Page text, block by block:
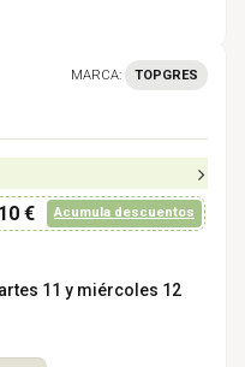
MARCA: TOPGRES
€ Acumula descuentos
11 y miércoles 12